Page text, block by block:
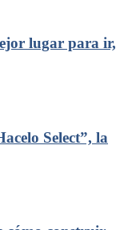
lugar para ir,
Select”, la